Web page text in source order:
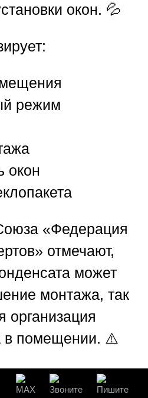
окон. 💦
режим
окон
«Федерация
отмечают,
может
монтажа, так
организация
в помещении. ⚠️
исследование